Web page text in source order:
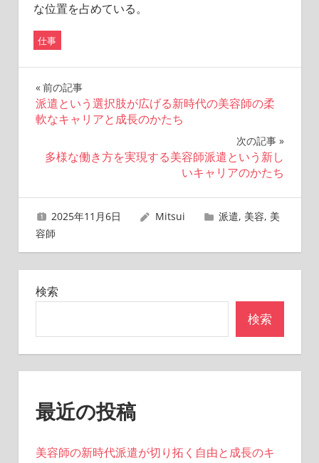
な位置を占めている。
仕事
投
稿
ナ
ゲ
ー
シ
ョ
前の記事
派遣という選択肢が広げる新時代の美容師の柔
軟なキャリアと成長のかたち
次の記事
多様な働き方を実現する美容師派遣という新し
いキャリアのかたち
2025年11月6日 Mitsui 派遣, 美容, 美
容師
検索
検索
最近の投稿
美容師の新時代派遣が切り拓く自由と成長のキ